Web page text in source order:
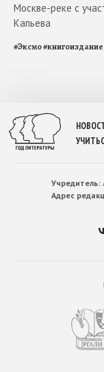
Москве-реке с
Капьева
#Эксмо#книгоиздание
Учредитель:
Адрес